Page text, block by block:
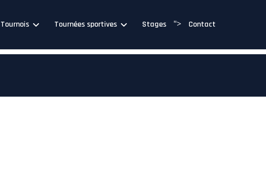
Tournois Tournées sportives Stages "> Contact